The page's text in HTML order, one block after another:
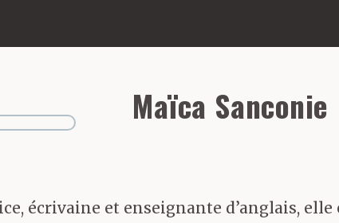
Maïca Sanconie
écrivaine et enseignante d’anglais,